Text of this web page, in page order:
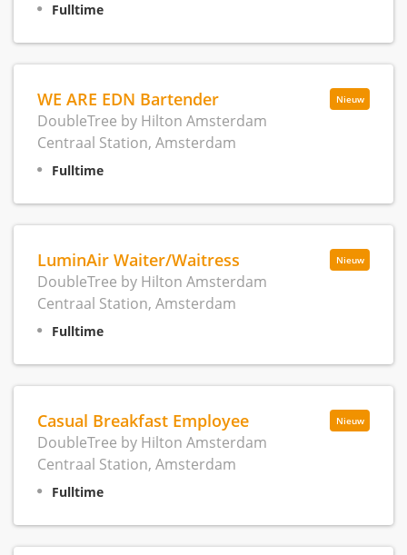
Fulltime
Nieuw
WE ARE EDN Bartender
DoubleTree by Hilton Amsterdam
Centraal Station, Amsterdam
Fulltime
Nieuw
LuminAir Waiter/Waitress
DoubleTree by Hilton Amsterdam
Centraal Station, Amsterdam
Fulltime
Nieuw
Casual Breakfast Employee
DoubleTree by Hilton Amsterdam
Centraal Station, Amsterdam
Fulltime